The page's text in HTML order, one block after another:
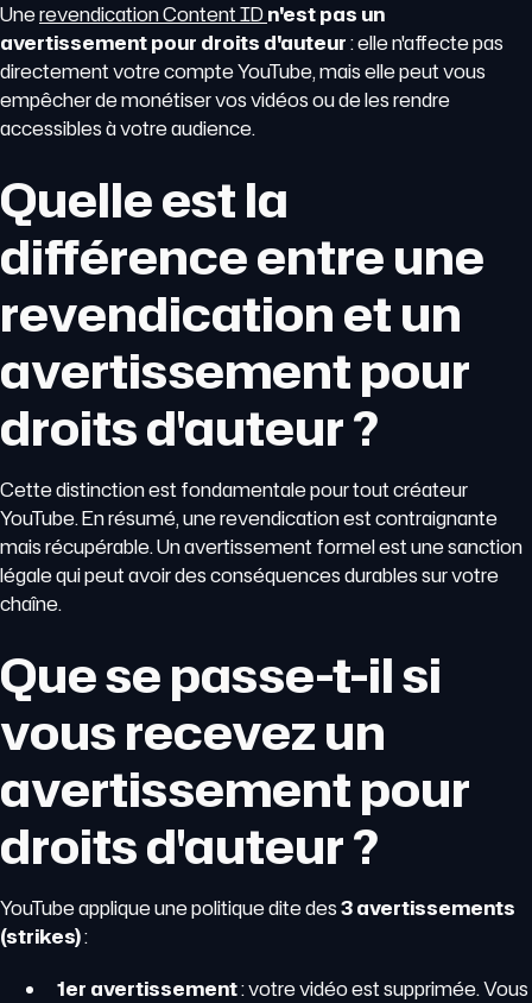
Unerevendication Content IDn'est pas un
avertissement pour droits d'auteur: elle n'affecte pas
directement votre compte YouTube, mais elle peut vous
empêcher de monétiser vos vidéos ou de les rendre
accessibles à votre audience.
Quelle est la
différence entre une
revendication et un
avertissement pour
droits d'auteur ?
Cette distinction est fondamentale pour tout créateur
YouTube. En résumé, une revendication est contraignante
mais récupérable. Un avertissement formel est une sanction
légale qui peut avoir des conséquences durables sur votre
chaîne.
Que se passe-t-il si
vous recevez un
avertissement pour
droits d'auteur ?
YouTube applique une politique dite des3 avertissements
(strikes):
1er avertissement: votre vidéo est supprimée. Vous